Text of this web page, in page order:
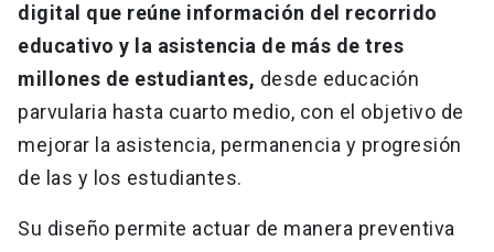
digital que reúne información del recorrido
educativo y la asistencia de más de tres
millones de estudiantes, desde educación
parvularia hasta cuarto medio, con el objetivo de
mejorar la asistencia, permanencia y progresión
de las y los estudiantes.
Su diseño permite actuar de manera preventiva